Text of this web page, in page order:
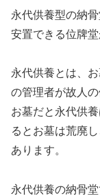
永代供養型の納
安置できる位牌
永代供養とは、
の管理者が故人
お墓だと永代供
るとお墓は荒廃
あります。
永代供養の納骨